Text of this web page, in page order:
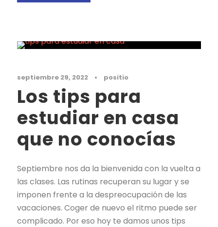
septiembre 29, 2022 • positio
Los tips para
estudiar en casa
que no conocías
Septiembre nos da la bienvenida con la vuelta a
las clases. Las rutinas recuperan su lugar y se
imponen frente a la despreocupación de las
vacaciones. Coger de nuevo el ritmo puede ser
complicado. Por eso hoy te damos unos tips